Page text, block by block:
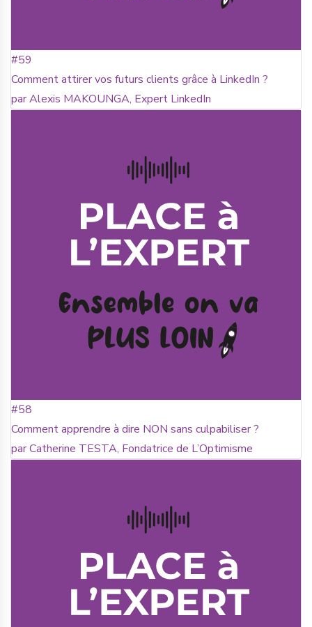
#59
Comment attirer vos futurs clients grâce à LinkedIn ?
par Alexis MAKOUNGA, Expert LinkedIn
#58
Comment apprendre à dire NON sans culpabiliser ?
par Catherine TESTA, Fondatrice de L’Optimisme